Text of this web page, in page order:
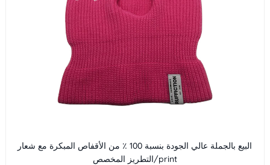
البيع بالجملة عالي الجودة بنسبة 100 ٪ من الأقفاص المبكرة مع شعار
التطريز المخصص/print